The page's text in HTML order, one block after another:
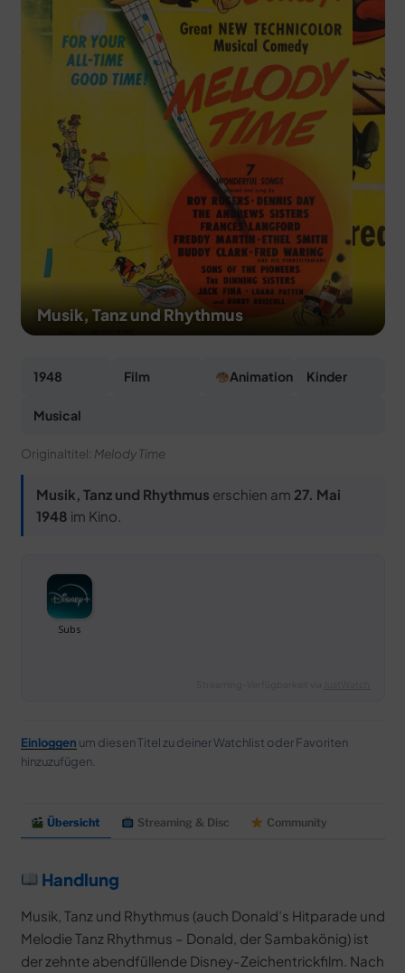
DEALS
MEIN HQ
50
Musik, Tanz und Rhythmus
1948 Film Animation Kinder
Musical
Originaltitel: Melody Time
Musik, Tanz und Rhythmus erschien am 27. Mai
1948 im Kino.
Einloggen um diesen Titel zu deiner Watchlist oder Favoriten
hinzuzufügen.
Übersicht Streaming & Disc Community
Handlung
Musik, Tanz und Rhythmus (auch Donald’s Hitparade und
Melodie Tanz Rhythmus – Donald, der Sambakönig) ist
der zehnte abendfüllende Disney-Zeichentrickfilm. Nach